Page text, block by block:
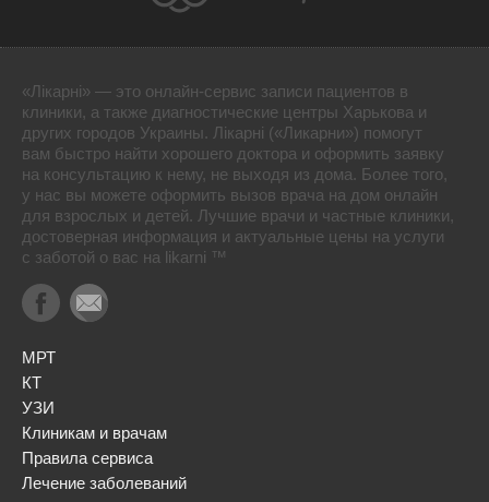
«Лікарні» — это онлайн-сервис записи пациентов в
клиники, а также диагностические центры Харькова и
других городов Украины. Лікарні («Ликарни») помогут
вам быстро найти хорошего доктора и оформить заявку
на консультацию к нему, не выходя из дома. Более того,
у нас вы можете оформить вызов врача на дом онлайн
для взрослых и детей. Лучшие врачи и частные клиники,
достоверная информация и актуальные цены на услуги
с заботой о вас на likarni ™
МРТ
КТ
УЗИ
Клиникам и врачам
Правила сервиса
Лечение заболеваний